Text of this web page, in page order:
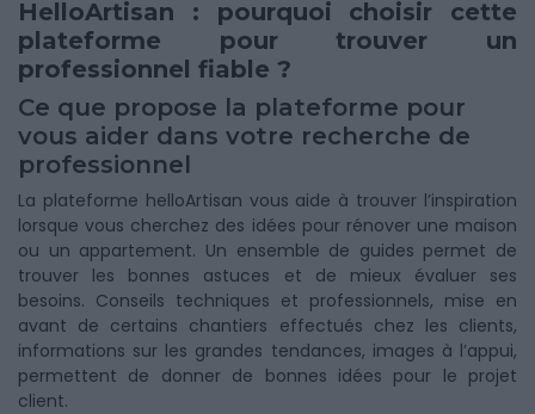
HelloArtisan : pourquoi choisir cette
plateforme pour trouver un
professionnel fiable ?
Ce que propose la plateforme pour
vous aider dans votre recherche de
professionnel
La plateforme helloArtisan vous aide à trouver l’inspiration
lorsque vous cherchez des idées pour rénover une maison
ou un appartement. Un ensemble de guides permet de
trouver les bonnes astuces et de mieux évaluer ses
besoins. Conseils techniques et professionnels, mise en
avant de certains chantiers effectués chez les clients,
informations sur les grandes tendances, images à l’appui,
permettent de donner de bonnes idées pour le projet
client.